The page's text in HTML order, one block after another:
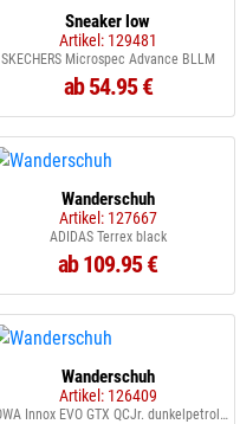
Sneaker low
Artikel: 129481
SKECHERS Microspec Advance BLLM
ab 54.95 €
Wanderschuh
Artikel: 127667
ADIDAS Terrex black
ab 109.95 €
Wanderschuh
Artikel: 126409
LOWA Innox EVO GTX QCJr. dunkelpetrol flame